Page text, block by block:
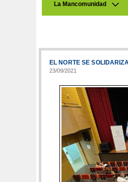
La Mancomunidad
EL NORTE SE
23/09/2021